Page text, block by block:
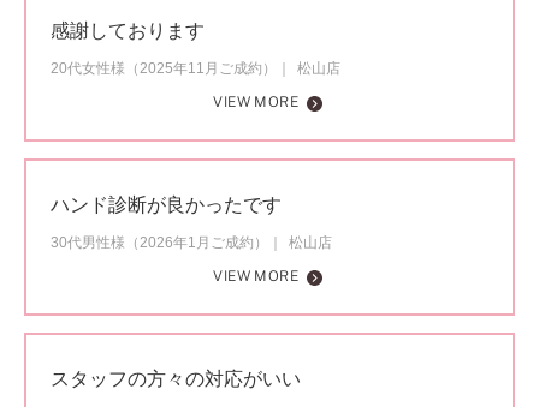
感謝しております
20代女性様（2025年11月ご成約）
松山店
VIEW MORE
ハンド診断が良かったです
30代男性様（2026年1月ご成約）
松山店
VIEW MORE
スタッフの方々の対応がいい